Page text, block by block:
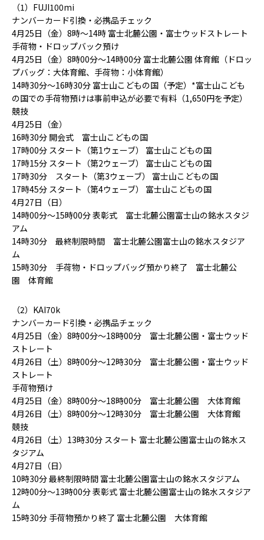
（1）FUJI100mi
ナンバーカード引換・必携品チェック
4月25日（金）8時〜14時 富士北麓公園・富士ウッドストレート
手荷物・ドロップバック預け
4月25日（金）8時00分〜14時00分 富士北麓公園 体育館（ドロッ
プバッグ：大体育館、手荷物：小体育館）
14時30分〜16時30分 富士山こどもの国（予定）*富士山こども
の国での手荷物預けは事前申込が必要で有料（1,650円を予定）
競技
4月25日（金）
16時30分 開会式 富士山こどもの国
17時00分 スタート（第1ウェーブ） 富士山こどもの国
17時15分 スタート（第2ウェーブ） 富士山こどもの国
17時30分 スタート（第3ウェーブ） 富士山こどもの国
17時45分 スタート（第4ウェーブ） 富士山こどもの国
4月27日（日）
14時00分〜15時00分 表彰式 富士北麓公園富士山の銘水スタジ
アム
14時30分 最終制限時間 富士北麓公園富士山の銘水スタジア
ム
15時30分 手荷物・ドロップバッグ預かり終了 富士北麓公
園 体育館
（2）KAI70k
ナンバーカード引換・必携品チェック
4月25日（金）8時00分〜18時00分 富士北麓公園・富士ウッド
ストレート
4月26日（土）8時00分〜12時30分 富士北麓公園・富士ウッド
ストレート
手荷物預け
4月25日（金）8時00分〜18時00分 富士北麓公園 大体育館
4月26日（土）8時00分〜12時30分 富士北麓公園 大体育館
競技
4月26日（土）13時30分 スタート 富士北麓公園富士山の銘水ス
タジアム
4月27日（日）
10時30分 最終制限時間 富士北麓公園富士山の銘水スタジアム
12時00分〜13時00分 表彰式 富士北麓公園富士山の銘水スタジア
ム
15時30分 手荷物預かり終了 富士北麓公園 大体育館